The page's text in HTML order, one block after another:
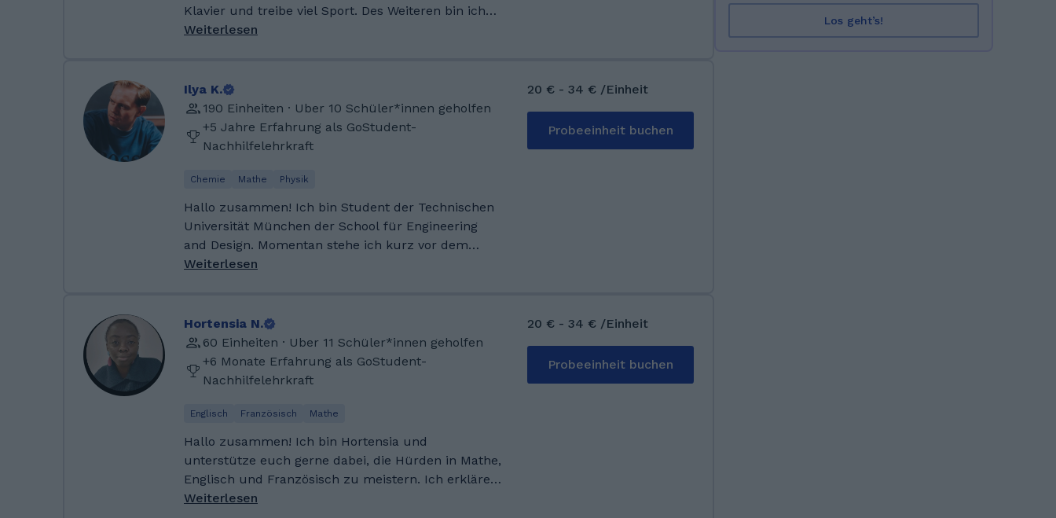
Klavier und treibe viel Sport. Des Weiteren bin ich
Rettungsschwimmerin. Nachhilfe habe ich bereits
einem Gymnasium in Thüringen abgelegt. Seit
Oktober 2024 studiere ich Pharmazie an der
Philipps-Universität in Marburg. An meinem
Gymnasium habe ich bereits Mathe-Nachhilfe in
Weiterlesen
Ilya K.
190 Einheiten · Uber 10 Schüler*innen geholfen
+5 Jahre Erfahrung als GoStudent-
Nachhilfelehrkraft
Chemie Mathe Physik
Hallo zusammen! Ich bin Student der Technischen
Universität München der School für Engineering
and Design. Momentan stehe ich kurz vor dem
Abschluss meines Masterstudiums, um später im
Fremdsprachen und Mathe! Ich bin
verantwortungsvoll und hilfsbereit. Technische
Universität München (Bachelor: Fakultät für
Maschinenwesen) Technische Universität München
Nachhilfe-Erfahrung: Easy-Tutor und Online
Nachhilfe. Auch Schülerhilfe Die Nachhilfe in Mathe
und Physik hat mir immer Spaß gemacht.
Weiterlesen
20 € - 34 € /Einheit
Probeeinheit buchen
Hortensia N.
60 Einheiten · Uber 11 Schüler*innen geholfen
+6 Monate Erfahrung als GoStudent-
Nachhilfelehrkraft
Englisch Französisch Mathe
Hallo zusammen! Ich bin Hortensia und
unterstütze euch gerne dabei, die Hürden in Mathe,
Englisch und Französisch zu meistern. Ich erkläre
geduldig, auf Augenhöhe und mit einer
Weiterlesen
20 € - 34 € /Einheit
Probeeinheit buchen
Los geht’s!